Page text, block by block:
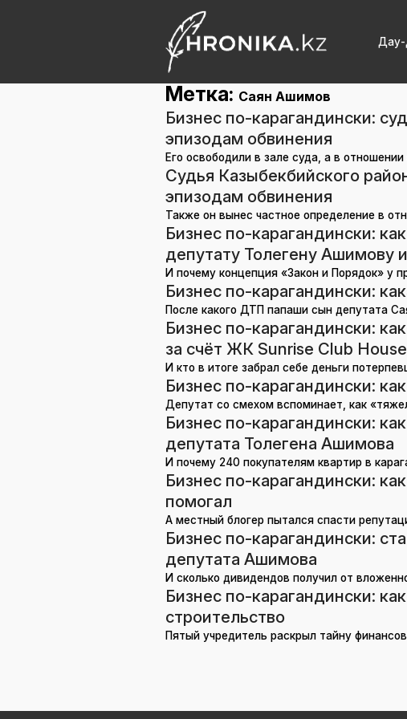
Дау-
Метка: Саян Ашимов
Бизнес по-карагандински:
эпизодам обвинения
Его освободили в зале суда, а в
Судья Казыбекбийского
эпизодам обвинения
Также он вынес частное определение в
Бизнес по-карагандински:
депутату Толегену Ашимову
И почему концепция «Закон и Порядок» у
Бизнес по-карагандински:
После какого ДТП папаши сын депутата
Бизнес по-карагандински:
за счёт ЖК Sunrise Club House
И кто в итоге забрал себе деньги
Бизнес по-карагандински:
Депутат со смехом вспоминает, как
Бизнес по-карагандински:
депутата Толегена Ашимова
И почему 240 покупателям квартир в
Бизнес по-карагандински:
помогал
А местный блогер пытался спасти
Бизнес по-карагандински:
депутата Ашимова
И сколько дивидендов получил от
Бизнес по-карагандински:
строительство
Пятый учредитель раскрыл тайну